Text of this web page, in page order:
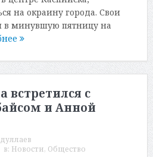
на окраину города. Свои
в минувшую пятницу на
встретился с
и Анной
в: Новости, Общество